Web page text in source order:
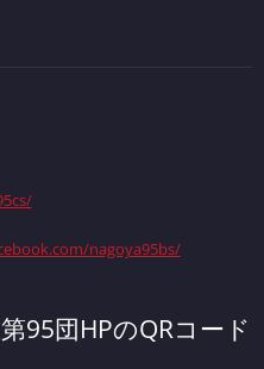
nagoya95bs/
95団HPのQRコード